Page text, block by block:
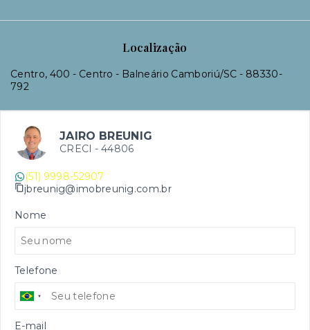
Localização
Centro, 400 - Centro - Balneário Camboriú/SC - 88330-
792
JAIRO BREUNIG
CRECI - 44806
(51) 9998-52907
jbreunig@imobreunig.com.br
Nome
Telefone
E-mail